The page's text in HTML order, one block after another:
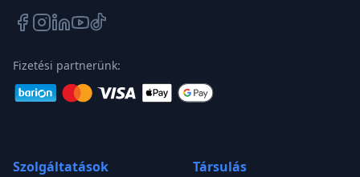
Fizetési partnerünk:
Szolgáltatások
Társulás